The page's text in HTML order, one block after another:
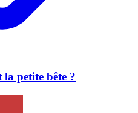
petite bête ?